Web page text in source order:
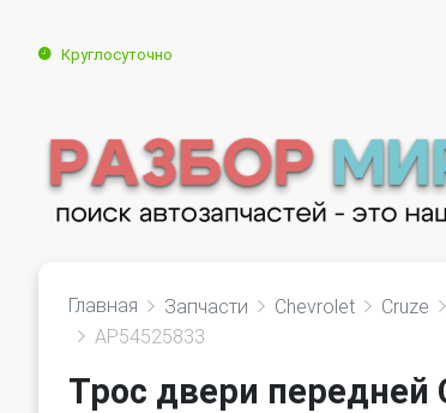
Круглосуточно
Главная Запчасти Chevrolet Cruze
AP54525833
Трос двери передней